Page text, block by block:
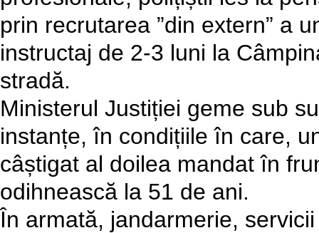
prin recrutarea ”din extern” a
instructaj de 2-3 luni la
stradă.
Ministerul Justiției geme sub
instanțe, în condițiile în care,
câștigat al doilea mandat în
odihnească la 51 de ani.
În armată, jandarmerie,